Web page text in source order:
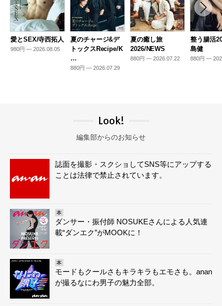
愛とSEX/寺西拓人
980円 — 2026.08.05
夏のチャージ&デ
トックスRecipe/K
…
880円 — 2026.07.29
夏の癒し旅
2026/NEWS
880円 — 2026.07.22
整う腸活
島健
880円 —
Look!
編集部からのお知らせ
誌面を撮影・スクショしてSNS等にアップする
ことは法律で禁止されています。
本
ダンサー・振付師 NOSUKEさんによる人気連
載“ダンエク”がMOOKに！
本
モードもクールさもキラキラもエモさも。anan
が撮るなにわ男子の魅力全部。